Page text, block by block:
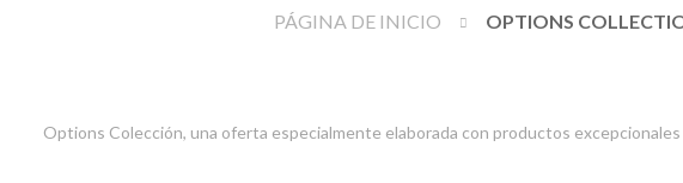
PÁGINA DE INICIO OPTIONS
Options Colección, una oferta especialmente elaborada con productos